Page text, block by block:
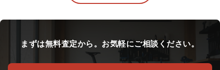
まずは無料査定から。お気軽にご相談ください。